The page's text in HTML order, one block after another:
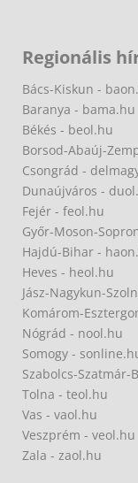
Regionális
Bács-Kiskun -
Baranya - bama.hu
Békés - beol.hu
Borsod-Abaúj-
Csongrád -
Dunaújváros -
Fejér - feol.hu
Győr-Moson-
Hajdú-Bihar -
Heves - heol.hu
Jász-Nagykun-
Komárom-
Nógrád - nool.hu
Somogy -
Szabolcs-Szatmár-
Tolna - teol.hu
Vas - vaol.hu
Veszprém - veol.hu
Zala - zaol.hu